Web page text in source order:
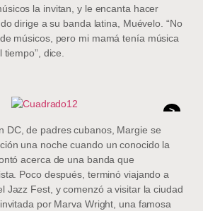
la invitan, y le encanta hacer
dirige a su banda latina, Muévelo. “No
músicos, pero mi mamá tenía música
dice.
>
DC, de padres cubanos, Margie se
una noche cuando un conocido la
acerca de una banda que
Poco después, terminó viajando a
Jazz Fest, y comenzó a visitar la ciudad
por Marva Wright, una famosa